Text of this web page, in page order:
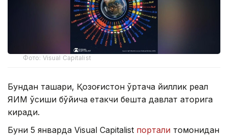
Фото: Visual Capitalist
Бундан ташқари, Қозоғистон ўртача йиллик реал
ЯИМ ўсиши бўйича етакчи бешта давлат қаторига
киради.
Буни 5 январда Visual Capitalist портали томонидан